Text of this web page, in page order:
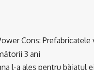
Cons: Prefabricatele
3 ani
l-a ales pentru băiatul